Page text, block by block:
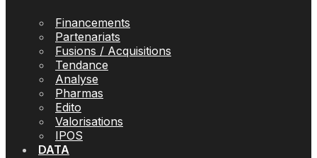
Financements
Partenariats
Fusions / Acquisitions
Tendance
Analyse
Pharmas
Edito
Valorisations
IPOS
DATA